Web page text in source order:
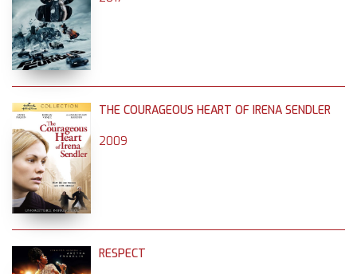
THE COURAGEOUS HEART OF IRENA SENDLER
2009
RESPECT